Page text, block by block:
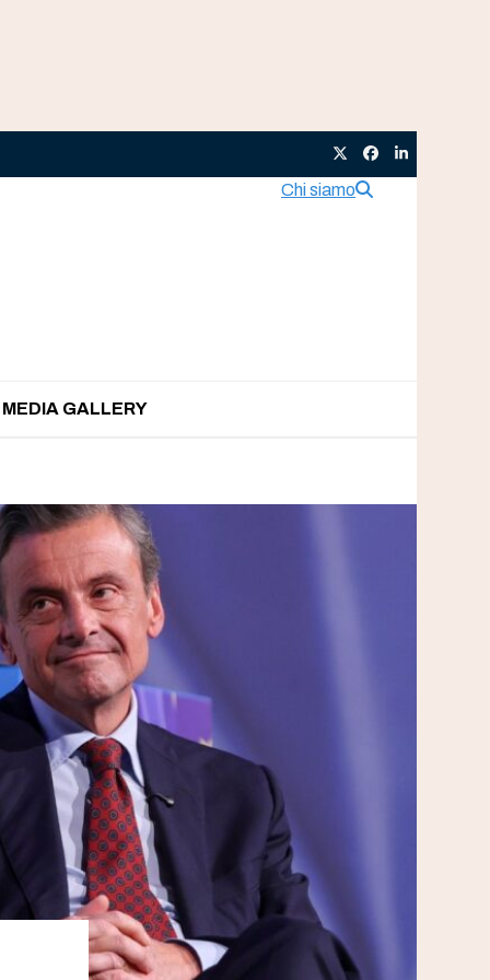
TwitterFacebook
LinkedIn
Chi siamo
MEDIA GALLERY